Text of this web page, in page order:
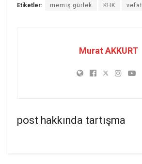
Etiketler: memiş gürlek KHK vefat
Murat AKKURT
post hakkında tartışma